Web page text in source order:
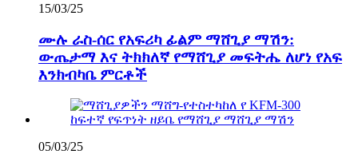
15/03/25
ሙሉ ራስ-ሰር የአፍሪካ ፊልም ማሸጊያ ማሽን:
ውጤታማ እና ትክክለኛ የማሸጊያ መፍትሔ ለሆነ የአፍ
እንክብካቤ ምርቶች
05/03/25